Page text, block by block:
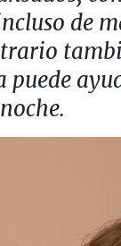
de
puede